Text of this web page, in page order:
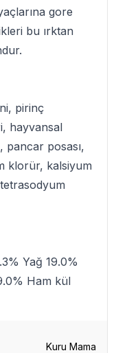
gore
bu ırktan
pirinç
hayvansal
posası,
klorür, kalsiyum
Yağ 19.0%
Ham kül
Kuru Mama